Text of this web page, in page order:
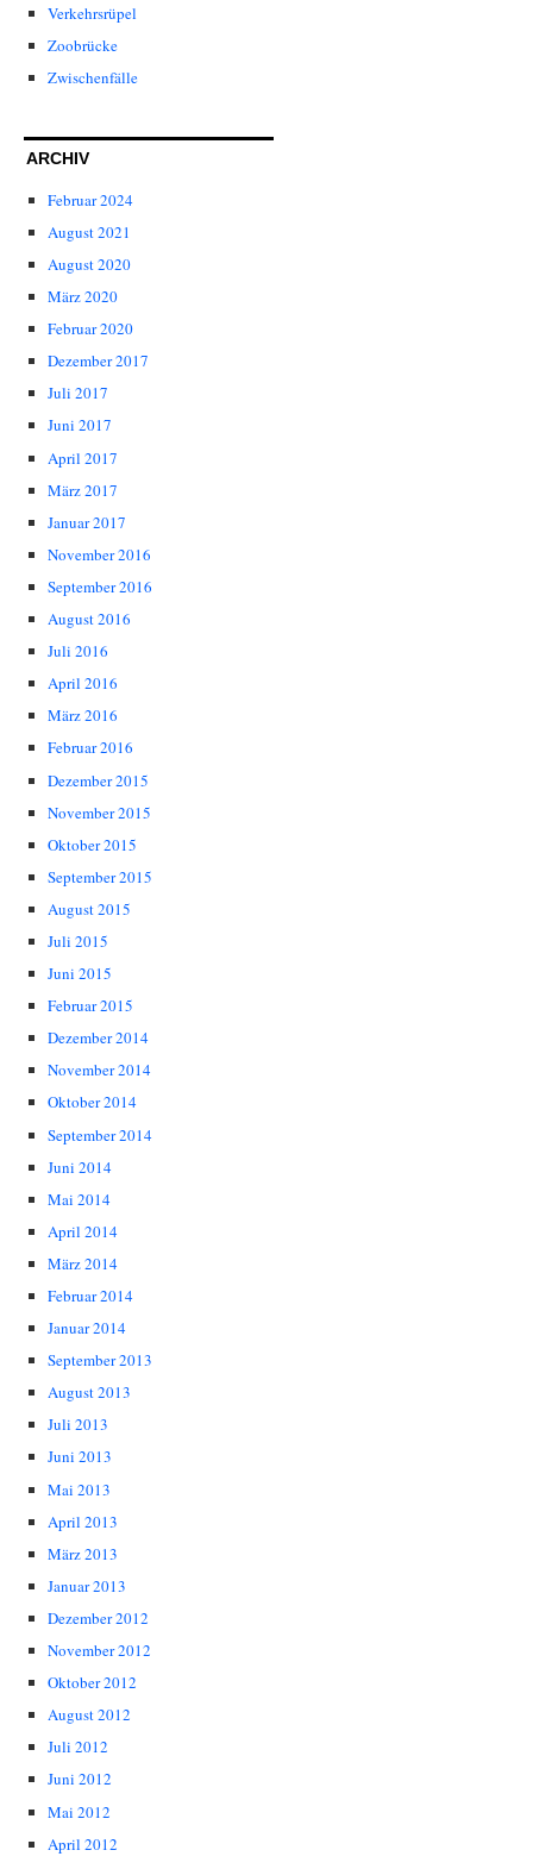
Verkehrsrüpel
Zoobrücke
Zwischenfälle
ARCHIV
Februar 2024
August 2021
August 2020
März 2020
Februar 2020
Dezember 2017
Juli 2017
Juni 2017
April 2017
März 2017
Januar 2017
November 2016
September 2016
August 2016
Juli 2016
April 2016
März 2016
Februar 2016
Dezember 2015
November 2015
Oktober 2015
September 2015
August 2015
Juli 2015
Juni 2015
Februar 2015
Dezember 2014
November 2014
Oktober 2014
September 2014
Juni 2014
Mai 2014
April 2014
März 2014
Februar 2014
Januar 2014
September 2013
August 2013
Juli 2013
Juni 2013
Mai 2013
April 2013
März 2013
Januar 2013
Dezember 2012
November 2012
Oktober 2012
August 2012
Juli 2012
Juni 2012
Mai 2012
April 2012